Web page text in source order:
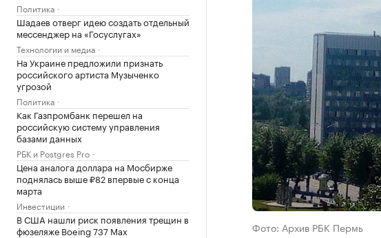
Политика
Шадаев отверг идею создать отдельный
мессенджер на «Госуслугах»
Технологии и медиа
На Украине предложили признать
российского артиста Музыченко
угрозой
Политика
Как Газпромбанк перешел на
российскую систему управления
базами данных
РБК и Postgres Pro
Цена аналога доллара на Мосбирже
поднялась выше ₽82 впервые с конца
марта
Инвестиции
В США нашли риск появления трещин в
фюзеляже Boeing 737 Max
Фото: Архив РБК Пермь